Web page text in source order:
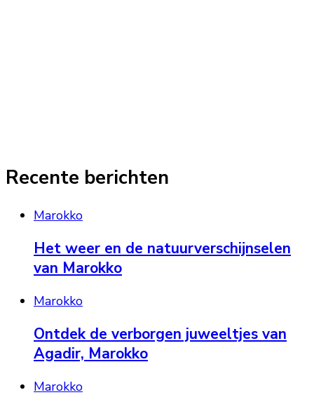
Recente berichten
Marokko
Het weer en de natuurverschijnselen
van Marokko
Marokko
Ontdek de verborgen juweeltjes van
Agadir, Marokko
Marokko